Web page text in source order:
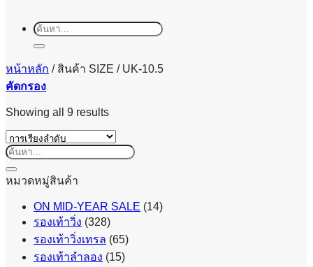
ค้นหา:
หน้าหลัก /สินค้า SIZE /UK-10.5
คัดกรอง
Showing all 9 results
ค้นหา:
หมวดหมู่สินค้า
ON MID-YEAR SALE (14)
รองเท้าวิ่ง (328)
รองเท้าวิ่งเทรล (65)
รองเท้าลำลอง (15)